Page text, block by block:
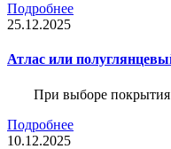
Подробнее
25.12.2025
Атлас или
При выборе покрытия
Подробнее
10.12.2025